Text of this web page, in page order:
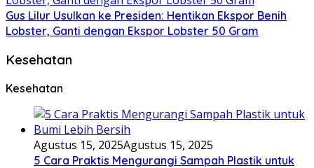
Gus Lilur Usulkan ke Presiden: Hentikan Ekspor Benih
Lobster, Ganti dengan Ekspor Lobster 50 Gram
Kesehatan
Kesehatan
Agustus 15, 2025Agustus 15, 2025
5 Cara Praktis Mengurangi Sampah Plastik untuk